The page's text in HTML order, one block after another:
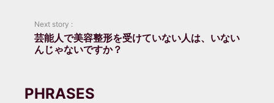
Next story :
芸能人で美容整形を受けていない人は、いない
んじゃないですか？
PHRASES